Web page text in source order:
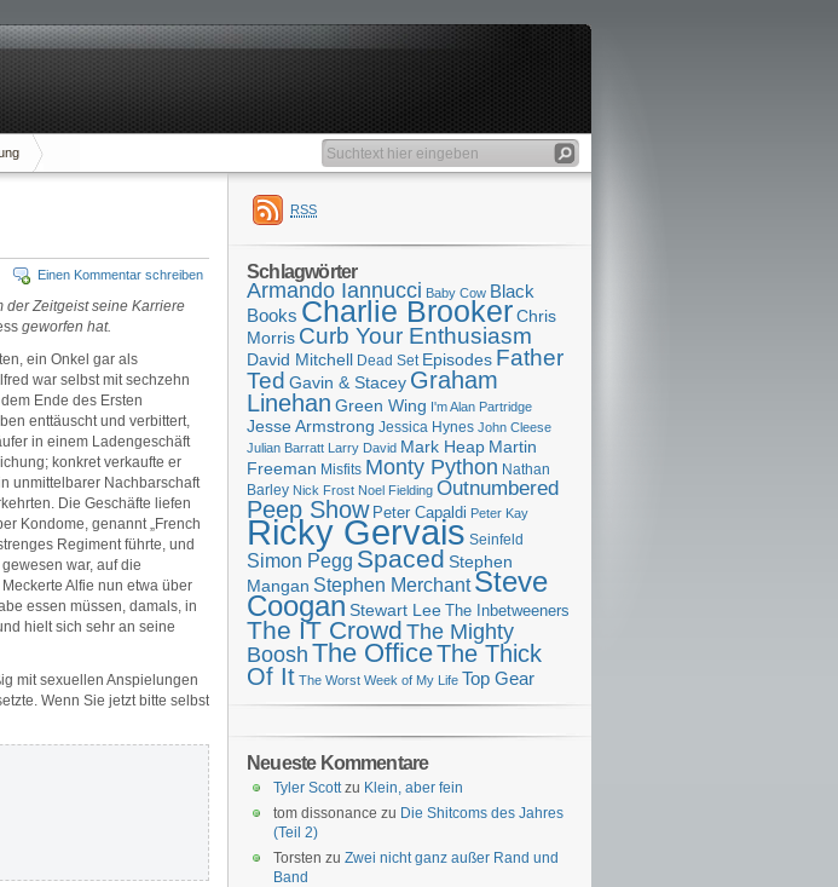
Einen Kommentar schreiben
der Zeitgeist seine Karriere
geworfen hat.
ein Onkel gar als
war selbst mit sechzehn
Ende des Ersten
enttäuscht und verbittert,
in einem Ladengeschäft
konkret verkaufte er
unmittelbarer Nachbarschaft
Die Geschäfte liefen
Kondome, genannt „French
Regiment führte, und
war, auf die
Alfie nun etwa über
essen müssen, damals, in
hielt sich sehr an seine
mit sexuellen Anspielungen
Wenn Sie jetzt bitte selbst
RSS
Schlagwörter
Armando Iannucci Baby Cow Black
Books Charlie BrookerChris
Morris Curb Your Enthusiasm
David Mitchell Dead Set Episodes Father
Ted Gavin & Stacey Graham
Linehan Green Wing I'm Alan Partridge
Jesse Armstrong Jessica Hynes John Cleese
Julian Barratt Larry David Mark Heap Martin
Freeman Misfits Monty Python Nathan
Barley Nick Frost Noel Fielding Outnumbered
Peep Show Peter Capaldi Peter Kay
Ricky Gervais Seinfeld
Simon Pegg Spaced Stephen
Mangan Stephen Merchant Steve
CooganStewart Lee The Inbetweeners
The IT Crowd The Mighty
Boosh The OfficeThe Thick
Of It The Worst Week of My Life Top Gear
Neueste Kommentare
Tyler Scottzu Klein, aber fein
tom dissonance zu Die Shitcoms des Jahres
(Teil 2)
Torsten zu Zwei nicht ganz außer Rand und
Band